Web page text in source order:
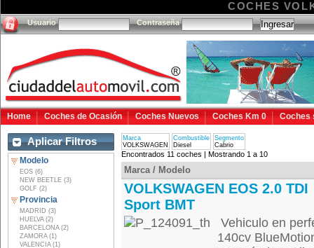
COCHES
Usuario Contraseña
Home Coches de Ocasión Coches Nuevos Coches Km 0 Coches
Aplicar Filtros
Modelo
EOS (6)
NEW BEETLE (3)
GOLF (2)
Provincia
MADRID (3)
HUELVA (2)
BARCELONA (2)
ZAMORA (1)
VALENCIA (1)
Marca
VOLKSWAGEN
Combustible
Diesel
Segmento
Cabrio
Encontrados 11 coches | Mostrando 1 a 10
Marca / Modelo
VOLKSWAGEN EOS 2.0 TDI
Sport BMT
Vehiculo en
140cv